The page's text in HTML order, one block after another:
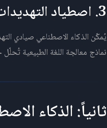
3. اصطياد التهديدات الاستباقي (Threat Hunting)
يُمكّن الذكاء الاصطناعي صيادي
نماذج معالجة اللغة الطبيعية
ثانياً: الذكاء